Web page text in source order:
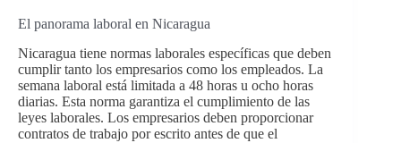
El panorama laboral en Nicaragua
Nicaragua tiene normas laborales específicas que deben
cumplir tanto los empresarios como los empleados. La
semana laboral está limitada a 48 horas u ocho horas
diarias. Esta norma garantiza el cumplimiento de las
leyes laborales. Los empresarios deben proporcionar
contratos de trabajo por escrito antes de que el